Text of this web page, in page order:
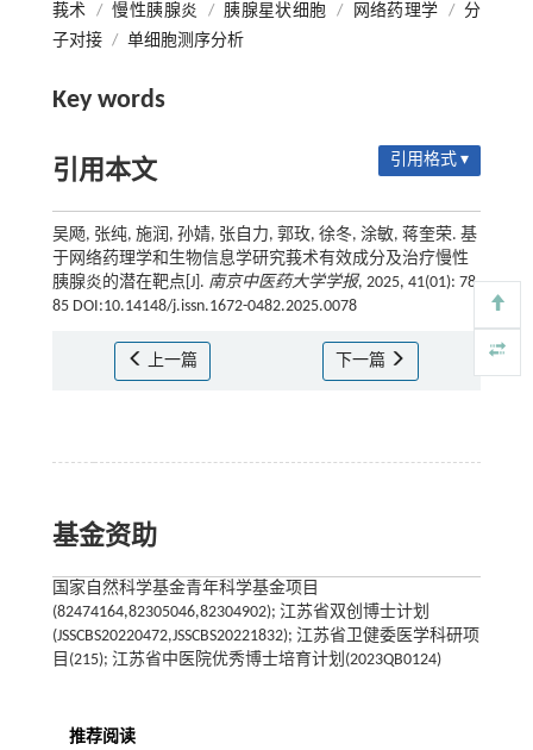
莪术 / 慢性胰腺炎 / 胰腺星状细胞 / 网络药理学 / 分
子对接 / 单细胞测序分析
Key words
引用本文 引用格式 ▾
吴飏, 张纯, 施润, 孙婧, 张自力, 郭玫, 徐冬, 涂敏, 蒋奎荣. 基
于网络药理学和生物信息学研究莪术有效成分及治疗慢性
胰腺炎的潜在靶点[J]. 南京中医药大学学报, 2025, 41(01): 78-
85 DOI:10.14148/j.issn.1672-0482.2025.0078
上一篇 下一篇
基金资助
国家自然科学基金青年科学基金项目
(82474164,82305046,82304902); 江苏省双创博士计划
(JSSCBS20220472,JSSCBS20221832); 江苏省卫健委医学科研项
目(215); 江苏省中医院优秀博士培育计划(2023QB0124)